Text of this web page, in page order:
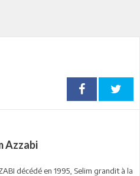
Azzabi
décédé en 1995, Selim grandit à la